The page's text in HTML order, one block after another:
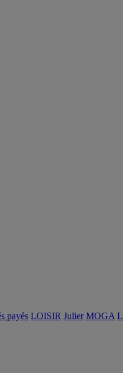
payés LOISIR Julier MOGA